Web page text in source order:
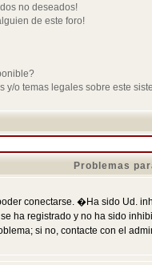
no deseados!
de este foro!
o temas legales sobre este
Problemas
conectarse. �Ha sido Ud.
ha registrado y no ha sido
si no, contacte con el